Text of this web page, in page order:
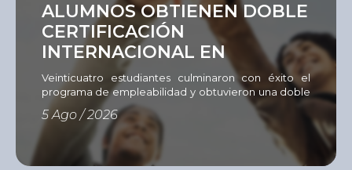
ALUMNOS OBTIENEN DOBLE
CERTIFICACIÓN
INTERNACIONAL EN
EMPLEABILIDAD
Veinticuatro estudiantes culminaron con éxito el
programa de empleabilidad y obtuvieron una doble
certificación del Instituto del Sur e International
Youth Foundation (IYF). Con el objetivo de fortalecer
las competencias que hoy demanda el mercado
laboral, el Instituto del Sur (ISUR) culminó una nueva
edición del Programa de Empleabilidad
5 Ago / 2026